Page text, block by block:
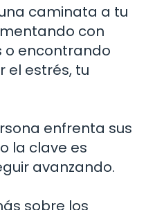
caminata a tu
con
o encontrando
el estrés, tu
enfrenta sus
la clave es
avanzando.
sobre los